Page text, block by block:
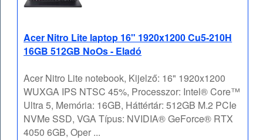
Acer Nitro Lite laptop 16" 1920x1200 Cu5-210H
16GB 512GB NoOs - Eladó
Acer Nitro Lite notebook, Kijelző: 16" 1920x1200
WUXGA IPS NTSC 45%, Processzor: Intel® Core™
Ultra 5, Memória: 16GB, Háttértár: 512GB M.2 PCIe
NVMe SSD, VGA Típus: NVIDIA® GeForce® RTX
4050 6GB, Oper ...